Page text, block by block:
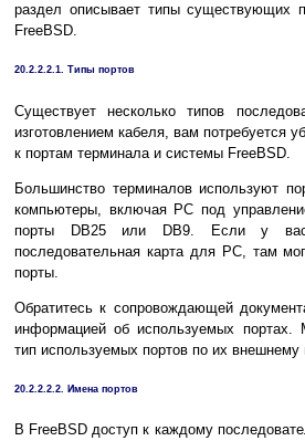
раздел описывает типы существующих
FreeBSD.
20.2.2.2.1. Типы портов
Существует несколько типов
изготовлением кабеля, вам потребуется
к портам терминала и системы FreeBSD.
Большинство терминалов используют
компьютеры, включая PC под
порты DB25 или DB9. Если у вас
последовательная карта для PC, там
порты.
Обратитесь к сопровождающей
информацией об используемых портах.
тип используемых портов по их внешнему
20.2.2.2.2. Имена портов
В FreeBSD доступ к каждому